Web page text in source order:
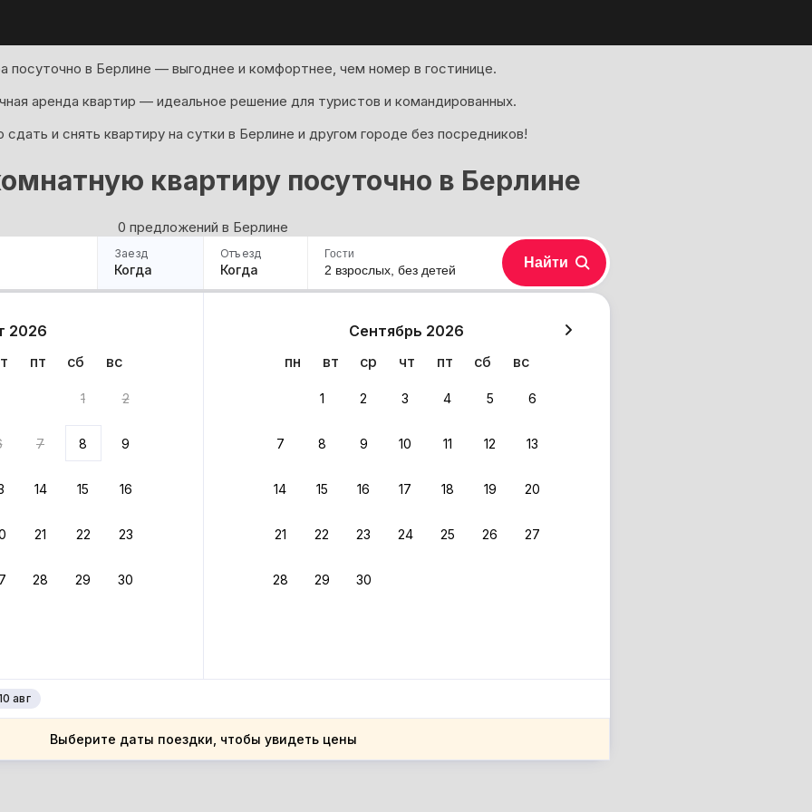
посуточно в Берлине — выгоднее и комфортнее, чем номер в гостинице.
аренда квартир — идеальное решение для туристов и командированных.
и снять квартиру на сутки в Берлине и другом городе без посредников!
квартиру посуточно в Берлине
0 предложений в Берлине
Заезд
Когда
Отъезд
Когда
2026
пт сб вс
1 2
7 8 9
14 15 16
21 22 23
28 29 30
Сентябрь 2026
пн
вт ср чт пт сб вс
1 2 3 4 5 6
7 8 9 10 11 12 13
14 15 16 17 18 19 20
21 22 23 24 25 26 27
28 29 30
авг
Выберите даты поездки, чтобы увидеть цены
Гости
2 взрослых, без детей Найти
вариант из результатов поиска не соответствует заданным фильтрам.
Бранденбург